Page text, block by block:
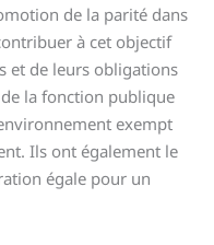
de la parité dans
à cet objectif
et de leurs obligations
la fonction publique
exempt
Ils ont également le
égale pour un